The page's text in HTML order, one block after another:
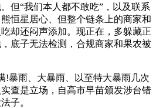
但“我们本人都不敢吃”，以及联系
恒星居心、但整个链条上的商家和
却还闷声添加。现正在，多躲藏正
底子无法检测，合规商家和果农被
雨、大暴雨、以至特大暴雨几次
查是立场，自高市早苗颁发涉台错
子。